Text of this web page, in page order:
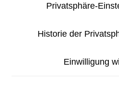
Privatsphäre-
Historie der
Einwilligung